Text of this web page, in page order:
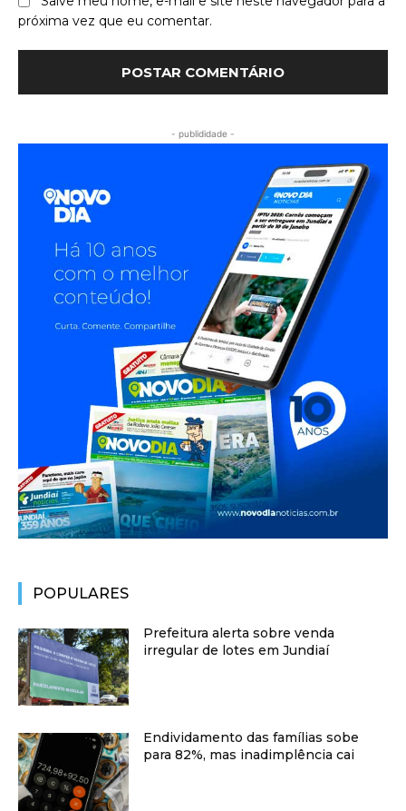
próxima vez que eu comentar.
- publididade -
POPULARES
Prefeitura alerta sobre venda
irregular de lotes em Jundiaí
Endividamento das famílias sobe
para 82%, mas inadimplência cai